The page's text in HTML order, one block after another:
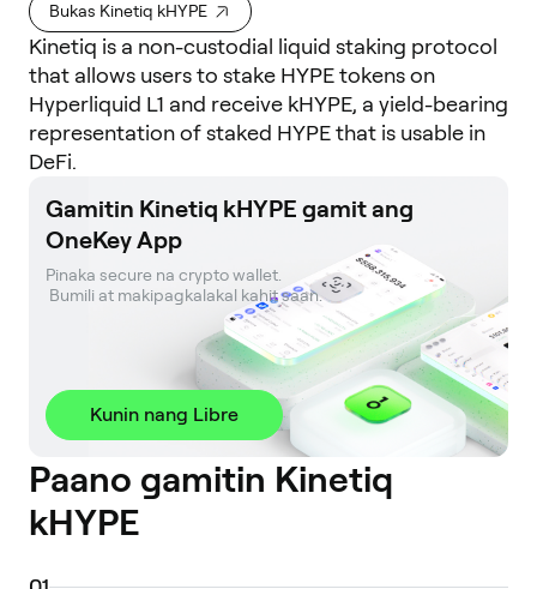
Bukas Kinetiq kHYPE
Kinetiq is a non-custodial liquid staking protocol
that allows users to stake HYPE tokens on
Hyperliquid L1 and receive kHYPE, a yield-bearing
representation of staked HYPE that is usable in
DeFi.
Gamitin Kinetiq kHYPE gamit ang
OneKey App
Pinaka secure na crypto wallet.
Bumili at makipagkalakal kahit saan.
Kunin nang Libre
Paano gamitin Kinetiq
kHYPE